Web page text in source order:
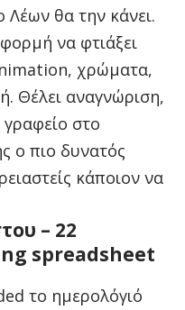
θα την κάνει.
να φτιάξει
χρώματα,
Θέλει αναγνώριση,
στο
ο πιο δυνατός
κάποιον να
– 22
spreadsheet
το ημερολόγιό